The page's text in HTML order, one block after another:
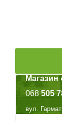
Магазин
068 505
вул.